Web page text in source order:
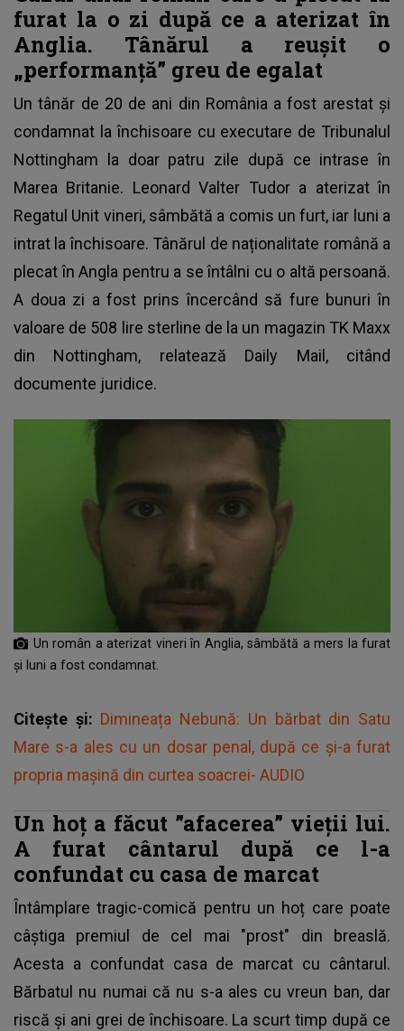
furat la o zi după ce a aterizat în
Anglia. Tânărul a reușit o
„performanță” greu de egalat
Un tânăr de 20 de ani din România a fost arestat şi
condamnat la închisoare cu executare de Tribunalul
Nottingham la doar patru zile după ce intrase în
Marea Britanie. Leonard Valter Tudor a aterizat în
Regatul Unit vineri, sâmbătă a comis un furt, iar luni a
intrat la închisoare. Tânărul de naționalitate română a
plecat în Angla pentru a se întâlni cu o altă persoană.
A doua zi a fost prins încercând să fure bunuri în
valoare de 508 lire sterline de la un magazin TK Maxx
din Nottingham, relatează Daily Mail, citând
documente juridice.
Un român a aterizat vineri în Anglia, sâmbătă a mers la furat
și luni a fost condamnat.
Citește și: Dimineața Nebună: Un bărbat din Satu
Mare s-a ales cu un dosar penal, după ce și-a furat
propria mașină din curtea soacrei- AUDIO
Un hoț a făcut ”afacerea” vieții lui.
A furat cântarul după ce l-a
confundat cu casa de marcat
Întâmplare tragic-comică pentru un hoț care poate
câștiga premiul de cel mai "prost" din breaslă.
Acesta a confundat casa de marcat cu cântarul.
Bărbatul nu numai că nu s-a ales cu vreun ban, dar
riscă și ani grei de închisoare. La scurt timp după ce